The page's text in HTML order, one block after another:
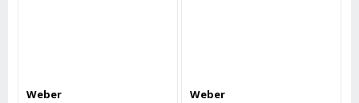
Weber Weber